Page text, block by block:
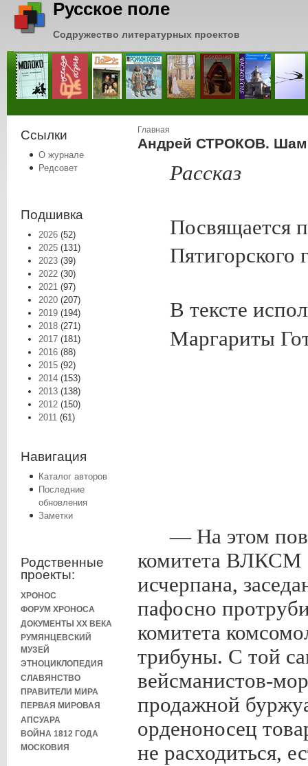
Русское поле
Содружество литературных проектов
Ссылки
О журнале
Редсовет
Подшивка
2026 (52)
2025 (131)
2023 (39)
2022 (30)
2021 (97)
2020 (207)
2019 (194)
2018 (271)
2017 (181)
2016 (88)
2015 (92)
2014 (153)
2013 (138)
2012 (150)
2011 (61)
Навигация
Каталог авторов
Последние
обновления
Заметки
Родственные
проекты:
ХРОНОС
ФОРУМ ХРОНОСА
ДОКУМЕНТЫ XX ВЕКА
РУМЯНЦЕВСКИЙ
МУЗЕЙ
ЭТНОЦИКЛОПЕДИЯ
СЛАВЯНСТВО
ПРАВИТЕЛИ МИРА
ПЕРВАЯ МИРОВАЯ
АПСУАРА
ВОЙНА 1812 ГОДА
МОСКОВИЯ
Вы здесь
Главная
Андрей СТРОКОВ.
Рассказ
Посвящается
Пятигорского
В тексте
Маргариты
— На этом
комитета ВЛКСМ
исчерпана,
пафосно
комитета
трибуны. С той
вейсманистов-
продажной
орденоносец
не расходиться,